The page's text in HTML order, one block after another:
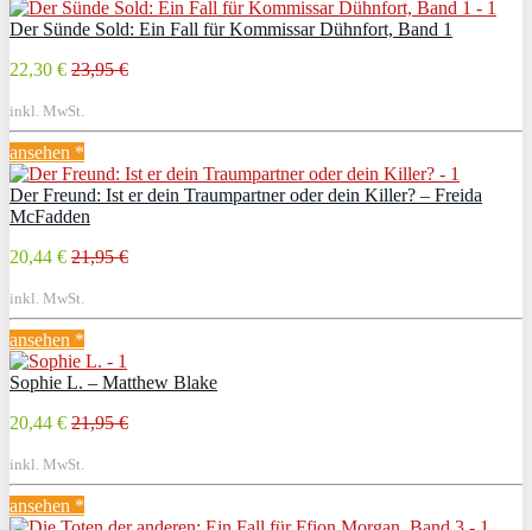
Der Sünde Sold: Ein Fall für Kommissar Dühnfort, Band 1
22,30 € 23,95 €
inkl. MwSt.
ansehen *
Der Freund: Ist er dein Traumpartner oder dein Killer? – Freida
McFadden
20,44 € 21,95 €
inkl. MwSt.
ansehen *
Sophie L. – Matthew Blake
20,44 € 21,95 €
inkl. MwSt.
ansehen *